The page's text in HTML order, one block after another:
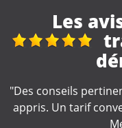
Les
et
bien
"Très